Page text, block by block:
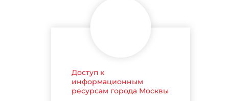
Доступ к
информационным
ресурсам города Москвы